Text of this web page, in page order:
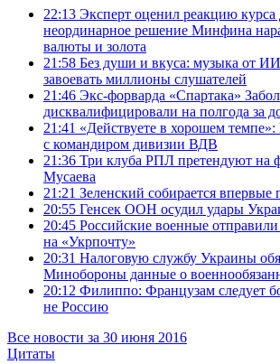
22:13 Эксперт оценил реакцию курса
неординарное решение Минфина
валюты и золота
21:58 Без души и вкуса: музыка от
завоевать миллионы слушателей
21:46 Экс-форварда «Спартака»
дисквалифицировали на полгода за
21:41 «Действуете в хорошем
с командиром дивизии ВДВ
21:36 Три клуба РПЛ претендуют на
Мусаева
21:21 Зеленский собирается
20:55 Генсек ООН осудил удары
20:45 Российские военные
на «Укрпочту»
20:31 Налоговую службу Украины
Минобороны данные о
20:12 Филиппо: Французам следует
не Россию
Все новости за 30 июня 2016
Цитаты